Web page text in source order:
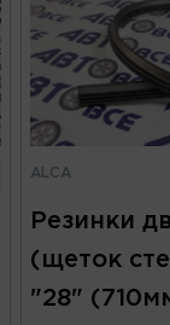
ALCA
Резинки
(щеток
"28"